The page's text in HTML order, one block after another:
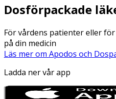
Dosförpackade
För vårdens patienter eller
på din medicin
Läs mer om Apodos och
Ladda ner vår app